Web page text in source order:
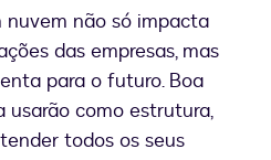
não só impacta
das empresas, mas
para o futuro. Boa
como estrutura,
todos os seus